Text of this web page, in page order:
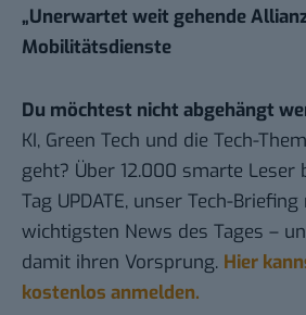
„Unerwartet weit gehende
Mobilitätsdienste
Du möchtest nicht abgehängt
KI, Green Tech und die Tech-
geht? Über 12.000 smarte Leser
Tag UPDATE, unser Tech-
wichtigsten News des Tages –
damit ihren Vorsprung. Hier
kostenlos anmelden.